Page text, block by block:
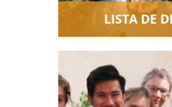
LISTA DE